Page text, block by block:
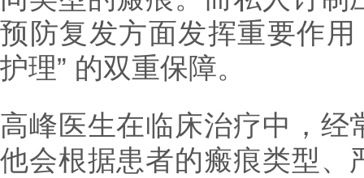
预防复发方面发挥重要作
护理” 的双重保障。
高峰医生在临床治疗中，
他会根据患者的瘢痕类型、